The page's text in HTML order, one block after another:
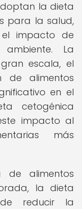
la dieta
para la salud,
el impacto de
La
escala, el
de alimentos
en el
cetogénica
impacto al
más
de alimentos
la dieta
reducir la